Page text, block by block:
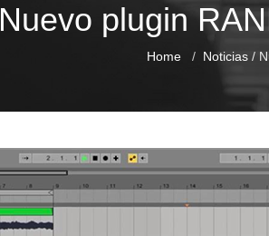
Nuevo plugin
Home Noticias /